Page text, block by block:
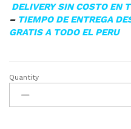
DELIVERY SIN COSTO EN
– TIEMPO DE ENTREGA
GRATIS A TODO EL PERU
▷TONER
SAMSUNG
K606
Quantity